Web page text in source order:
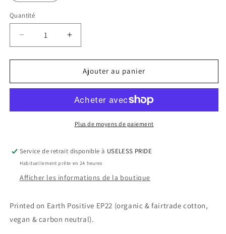
Quantité
Réduire
la
quantité
PERTURBATOR
Baseball
Augmenter
la
quantité
PERTURBATOR
White
Baseball
Tee
Ajouter au panier
Plus de moyens de paiement
Service de retrait disponible à USELESS PRIDE
Habituellement prête en 24 heures
Afficher les informations de la boutique
Printed on Earth Positive EP22 (organic & fairtrade cotton,
vegan & carbon neutral).